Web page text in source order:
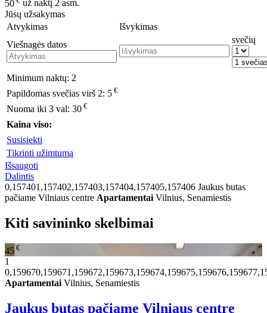
50
už naktį 2 asm.
Jūsų užsakymas
Atvykimas
Išvykimas
Viešnagės datos
svečių
Minimum naktų: 2
Papildomas svečias virš 2: 5 €
Nuoma iki 3 val: 30 €
Kaina viso:
Susisiekti
Tikrinti užimtumą
Išsaugoti
Dalintis
0,157401,157402,157403,157404,157405,157406 Jaukus butas
pačiame Vilniaus centre Apartamentai Vilnius, Senamiestis
Kiti savininko skelbimai
45 €
1
Apartamentai Vilnius, Senamiestis
Jaukus butas pačiame Vilniaus centre